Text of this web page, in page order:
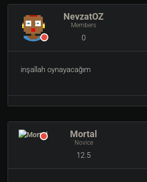
NevzatOZ
Members
0
inşallah oynayacağım
Mortal
Novice
12.5